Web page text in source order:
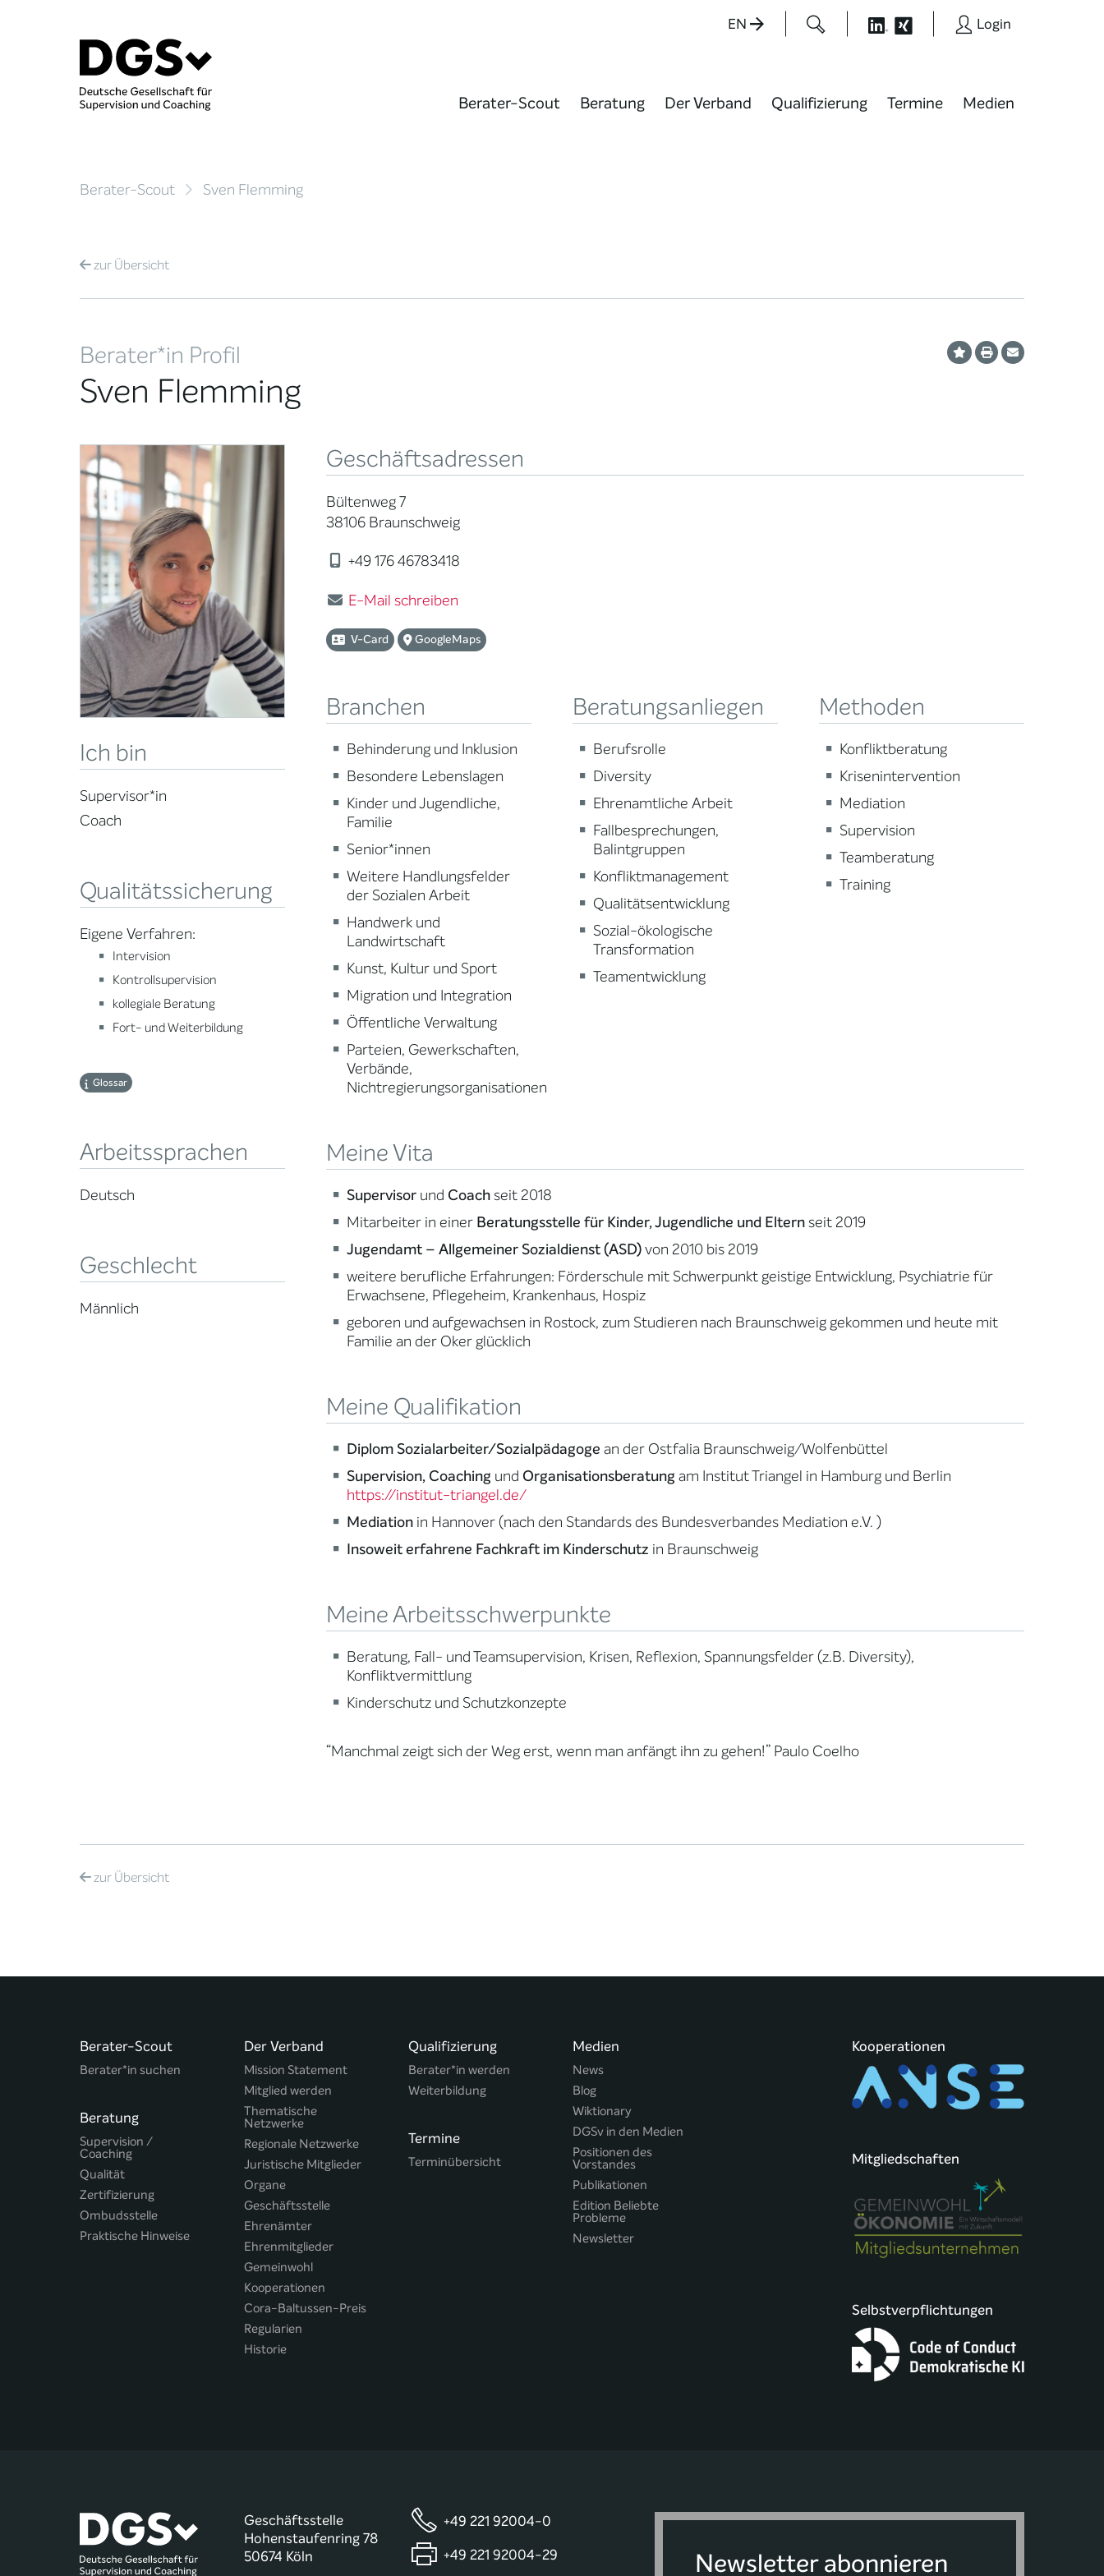
EN Login
Berater-Scout Beratung Der Verband Qualifizierung Termine Medien
Berater-Scout Sven Flemming
zurÜbersicht
Berater*in Profil
Sven Flemming
Ich bin
Supervisor*in
Coach
Qualitätssicherung
Eigene Verfahren:
Intervision
Kontrollsupervision
kollegiale Beratung
Fort- und Weiterbildung
Glossar
Arbeitssprachen
Deutsch
Geschlecht
Männlich
Geschäftsadressen
Bültenweg 7
38106 Braunschweig
+49 176 46783418
E-Mail schreiben
V-Card GoogleMaps
Branchen
Behinderung und Inklusion
Besondere Lebenslagen
Kinder und Jugendliche,
Familie
Senior*innen
Weitere Handlungsfelder
der Sozialen Arbeit
Handwerk und
Landwirtschaft
Kunst, Kultur und Sport
Migration und Integration
Öffentliche Verwaltung
Parteien, Gewerkschaften,
Verbände,
Nichtregierungsorganisationen
Beratungsanliegen
Berufsrolle
Diversity
Ehrenamtliche Arbeit
Fallbesprechungen,
Balintgruppen
Konfliktmanagement
Qualitätsentwicklung
Sozial-ökologische
Transformation
Teamentwicklung
Methoden
Konfliktberatung
Krisenintervention
Mediation
Supervision
Teamberatung
Training
Meine Vita
Supervisor und Coachseit 2018
Mitarbeiter in einer Beratungsstelle für Kinder, Jugendliche und Elternseit 2019
Jugendamt – Allgemeiner Sozialdienst (ASD)von 2010 bis 2019
weitere berufliche Erfahrungen: Förderschule mit Schwerpunkt geistige Entwicklung, Psychiatrie für
Erwachsene, Pflegeheim, Krankenhaus, Hospiz
geboren und aufgewachsen in Rostock, zum Studieren nach Braunschweig gekommen und heute mit
Familie an der Oker glücklich
Meine Qualifikation
Diplom Sozialarbeiter/Sozialpädagoge an der Ostfalia Braunschweig/Wolfenbüttel
Supervision, Coaching und Organisationsberatung am Institut Triangel in Hamburg und Berlin
https://institut-triangel.de/
Mediation in Hannover (nach den Standards des Bundesverbandes Mediation e.V. )
Insoweit erfahrene Fachkraft im Kinderschutz in Braunschweig
Meine Arbeitsschwerpunkte
Beratung, Fall- und Teamsupervision, Krisen, Reflexion, Spannungsfelder (z.B. Diversity),
Konfliktvermittlung
Kinderschutz und Schutzkonzepte
“Manchmal zeigt sich der Weg erst, wenn man anfängt ihn zu gehen!” Paulo Coelho
zurÜbersicht
Berater-Scout
Berater*in suchen
Beratung
Supervision /
Coaching
Qualität
Zertifizierung
Ombudsstelle
Praktische Hinweise
Der Verband
Mission Statement
Mitglied werden
Thematische
Netzwerke
Regionale Netzwerke
Juristische Mitglieder
Organe
Geschäftsstelle
Ehrenämter
Ehrenmitglieder
Gemeinwohl
Kooperationen
Cora-Baltussen-Preis
Regularien
Historie
Qualifizierung
Berater*in werden
Weiterbildung
Termine
Terminübersicht
Medien
News
Blog
Wiktionary
DGSv in den Medien
Positionen des
Vorstandes
Publikationen
Edition Beliebte
Probleme
Newsletter
Kooperationen
Mitgliedschaften
Selbstverpflichtungen
Geschäftsstelle
Hohenstaufenring 78
50674 Köln
+49 221 92004-0
+49 221 92004-29
Newsletter abonnieren